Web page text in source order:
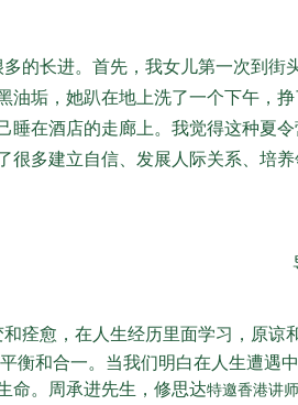
的长进。首先，我女儿第一次到街
垢，她趴在地上洗了一个下午，
在酒店的走廊上。我觉得这种夏
多建立自信、发展人际关系、培
痊愈，在人生经历里面学习，原谅
衡和合一。当我们明白在人生遭遇
命。周承进先生，修思达特邀香港讲